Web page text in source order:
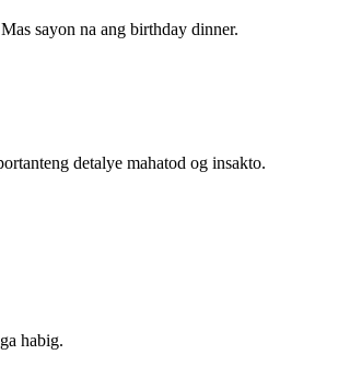
sayon na ang birthday dinner.
detalye mahatod og insakto.
habig.